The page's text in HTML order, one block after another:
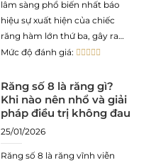
lâm sàng phổ biến nhất báo
hiệu sự xuất hiện của chiếc
răng hàm lớn thứ ba, gây ra
những cơn đau nhức dữ dội
chất lượng ăn uống và giấc
ngủ hằng ngày. Có phải tình
trạng
Mức độ đánh giá:
Răng số 8 là răng gì?
Khi nào nên nhổ và giải
pháp điều trị không đau
25/01/2026
Răng số 8 là răng vĩnh viễn